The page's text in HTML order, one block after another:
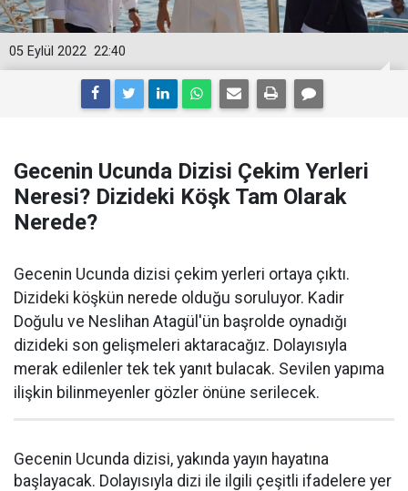
22:40
05 Eylül 2022
Gecenin Ucunda Dizisi Çekim Yerleri
Neresi? Dizideki Köşk Tam Olarak
Nerede?
Gecenin Ucunda dizisi çekim yerleri ortaya çıktı.
Dizideki köşkün nerede olduğu soruluyor. Kadir
Doğulu ve Neslihan Atagül'ün başrolde oynadığı
dizideki son gelişmeleri aktaracağız. Dolayısıyla
merak edilenler tek tek yanıt bulacak. Sevilen yapıma
ilişkin bilinmeyenler gözler önüne serilecek.
Gecenin Ucunda dizisi, yakında yayın hayatına
başlayacak. Dolayısıyla dizi ile ilgili çeşitli ifadelere yer